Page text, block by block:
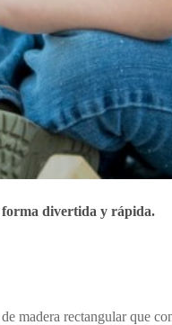
forma divertida y rápida.
madera rectangular que